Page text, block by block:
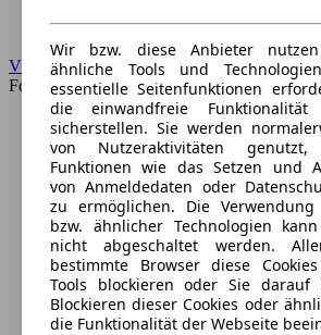
VW
Forum
Wir bzw. diese Anbieter
ähnliche Tools und
essentielle Seitenfunktionen
die einwandfreie
sicherstellen. Sie werden
von Nutzeraktivitäten
Funktionen wie das Setzen und
von Anmeldedaten oder
zu ermöglichen. Die Verwendung
bzw. ähnlicher Technologien
nicht abgeschaltet werden.
bestimmte Browser diese
Tools blockieren oder Sie darauf
Blockieren dieser Cookies oder
die Funktionalität der Webseite